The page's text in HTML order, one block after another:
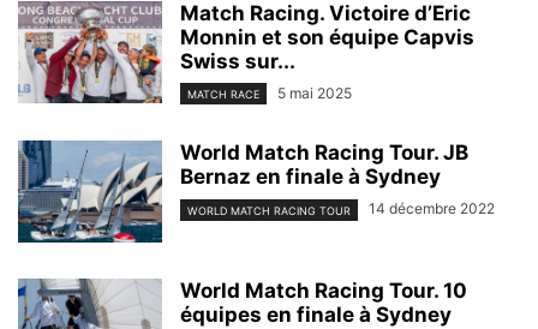
Match Racing. Victoire d’Eric
Monnin et son équipe Capvis
Swiss sur...
MATCH RACE 5 mai 2025
World Match Racing Tour. JB
Bernaz en finale à Sydney
WORLD MATCH RACING TOUR 14 décembre 2022
World Match Racing Tour. 10
équipes en finale à Sydney